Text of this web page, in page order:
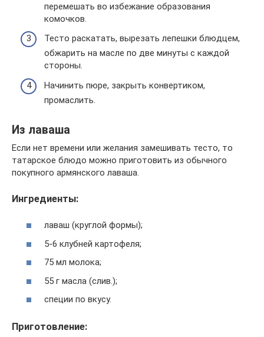
перемешать во избежание образования
комочков.
Тесто раскатать, вырезать лепешки блюдцем,
обжарить на масле по две минуты с каждой
стороны.
Начинить пюре, закрыть конвертиком,
промаслить.
Из лаваша
Если нет времени или желания замешивать тесто, то
татарское блюдо можно приготовить из обычного
покупного армянского лаваша.
Ингредиенты:
лаваш (круглой формы);
5-6 клубней картофеля;
75 мл молока;
55 г масла (слив.);
специи по вкусу.
Приготовление: